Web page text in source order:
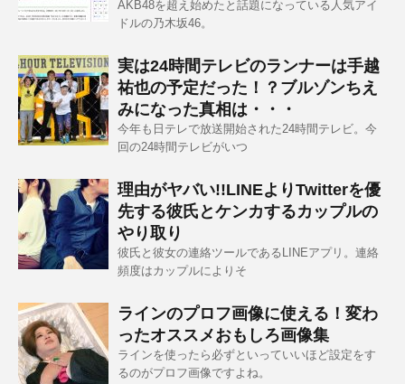
AKB48を超え始めたと話題になっている人気アイ
ドルの乃木坂46。
実は24時間テレビのランナーは手越
祐也の予定だった！？ブルゾンちえ
みになった真相は・・・
今年も日テレで放送開始された24時間テレビ。今
回の24時間テレビがいつ
理由がヤバい!!LINEよりTwitterを優
先する彼氏とケンカするカップルの
やり取り
彼氏と彼女の連絡ツールであるLINEアプリ。連絡
頻度はカップルによりそ
ラインのプロフ画像に使える！変わ
ったオススメおもしろ画像集
ラインを使ったら必ずといっていいほど設定をす
るのがプロフ画像ですよね。